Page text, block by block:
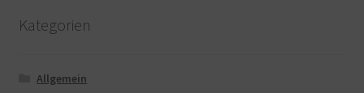
Kategorien
Allgemein